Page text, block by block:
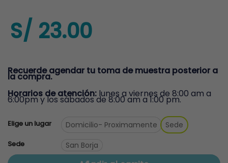
S/ 23.00
Recuerde agendar tu toma de muestra posterior a
la compra.
Horarios de atención: lunes a viernes de 8:00 am a
6:00pm y los sábados de 8:00 am a 1:00 pm.
Elige un lugar Domicilio- Proximamente Sede
Sede San Borja